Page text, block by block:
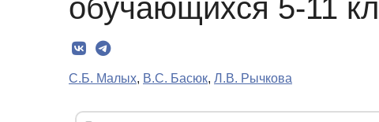
обучающихся 5-11
С.Б. Малых, В.С. Басюк, Л.В. Рычкова